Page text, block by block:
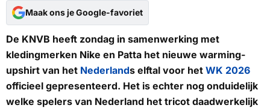
Maak ons je Google-favoriet
De KNVB heeft zondag in samenwerking met
kledingmerken Nike en Patta het nieuwe warming-
upshirt van het Nederlands elftal voor het WK 2026
officieel gepresenteerd. Het is echter nog onduidelijk
welke spelers van Nederland het tricot daadwerkelijk